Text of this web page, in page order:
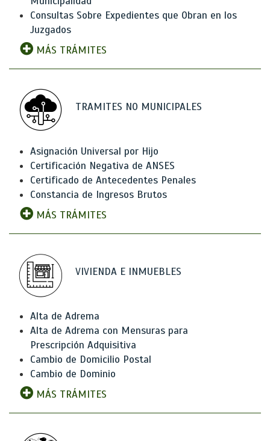
Consultas Sobre Expedientes que Obran en los
Juzgados
MÁS TRÁMITES
TRAMITES NO MUNICIPALES
Asignación Universal por Hijo
Certificación Negativa de ANSES
Certificado de Antecedentes Penales
Constancia de Ingresos Brutos
MÁS TRÁMITES
VIVIENDA E INMUEBLES
Alta de Adrema
Alta de Adrema con Mensuras para
Prescripción Adquisitiva
Cambio de Domicilio Postal
Cambio de Dominio
MÁS TRÁMITES